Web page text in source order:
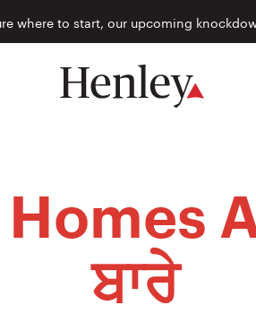
where to start, our upcoming
Homes
ਬਾਰੇ